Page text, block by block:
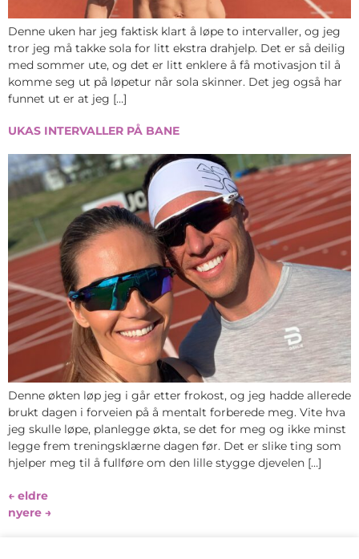
Denne uken har jeg faktisk klart å løpe to intervaller, og jeg
tror jeg må takke sola for litt ekstra drahjelp. Det er så deilig
med sommer ute, og det er litt enklere å få motivasjon til å
komme seg ut på løpetur når sola skinner. Det jeg også har
funnet ut er at jeg […]
UKAS INTERVALLER PÅ BANE
Denne økten løp jeg i går etter frokost, og jeg hadde allerede
brukt dagen i forveien på å mentalt forberede meg. Vite hva
jeg skulle løpe, planlegge økta, se det for meg og ikke minst
legge frem treningsklærne dagen før. Det er slike ting som
hjelper meg til å fullføre om den lille stygge djevelen […]
← eldre
nyere →